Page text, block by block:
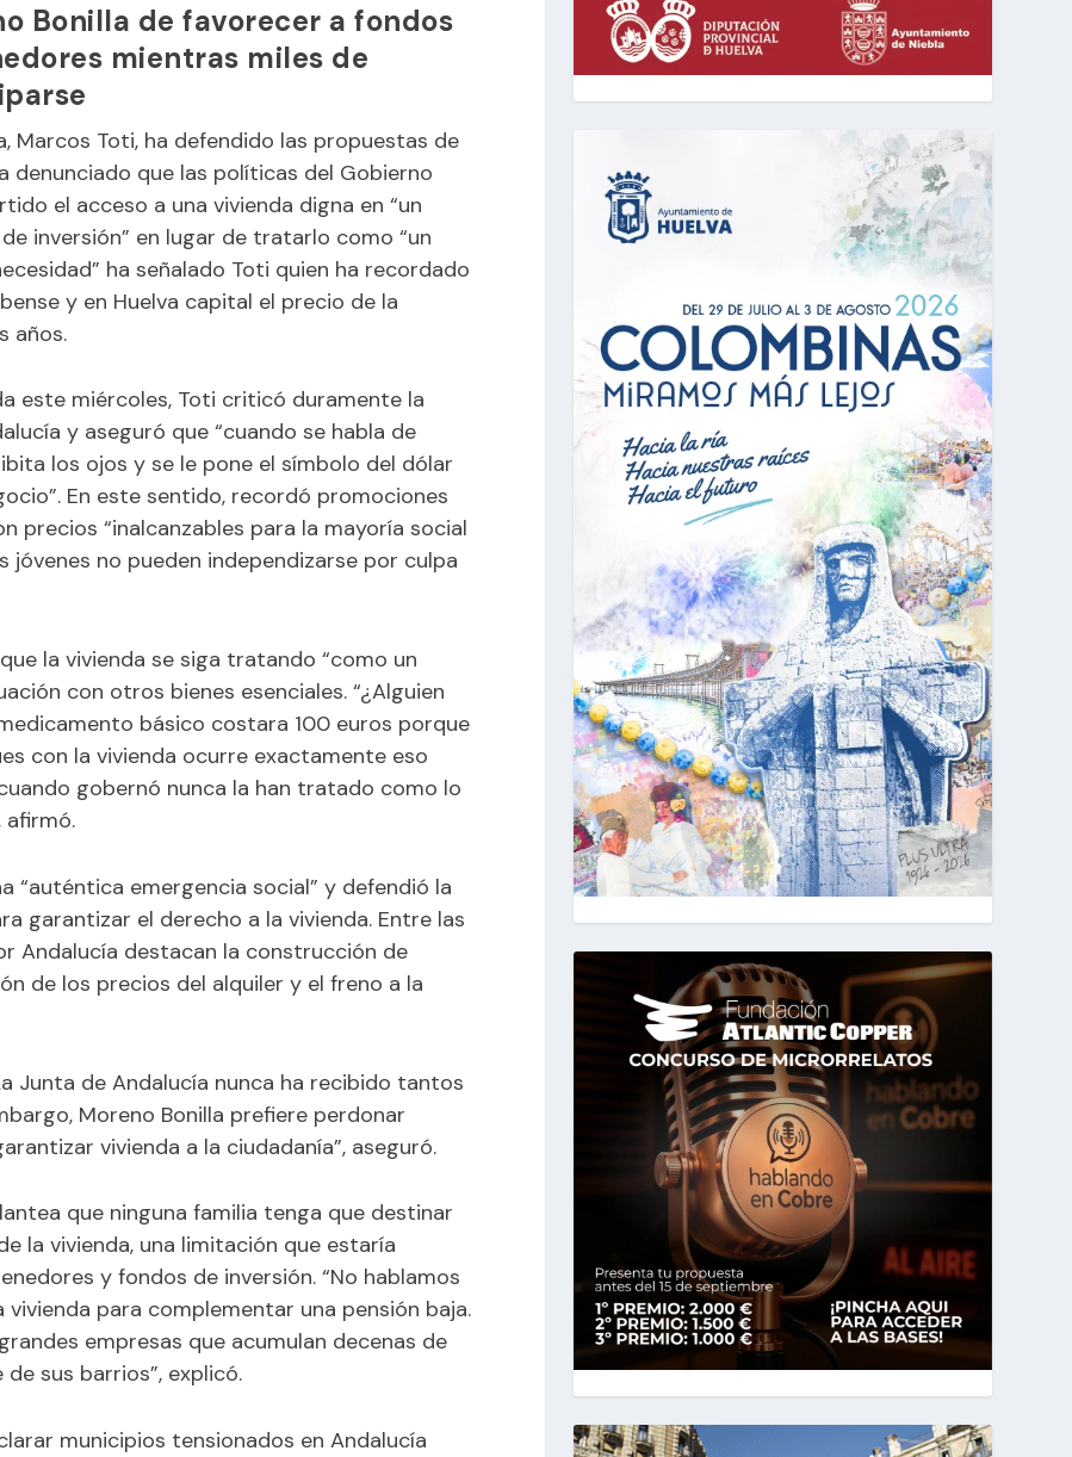
Bonilla de favorecer a fondos
mientras miles de
Marcos Toti, ha defendido las propuestas de
denunciado que las políticas del Gobierno
el acceso a una vivienda digna en “un
inversión” en lugar de tratarlo como “un
ha señalado Toti quien ha recordado
y en Huelva capital el precio de la
años.
este miércoles, Toti criticó duramente la
y aseguró que “cuando se habla de
los ojos y se le pone el símbolo del dólar
En este sentido, recordó promociones
precios “inalcanzables para la mayoría social
jóvenes no pueden independizarse por culpa
la vivienda se siga tratando “como un
con otros bienes esenciales. “¿Alguien
básico costara 100 euros porque
con la vivienda ocurre exactamente eso
gobernó nunca la han tratado como lo
afirmó.
“auténtica emergencia social” y defendió la
garantizar el derecho a la vivienda. Entre las
Andalucía destacan la construcción de
de los precios del alquiler y el freno a la
Junta de Andalucía nunca ha recibido tantos
Moreno Bonilla prefiere perdonar
vivienda a la ciudadanía”, aseguró.
que ninguna familia tenga que destinar
la vivienda, una limitación que estaría
y fondos de inversión. “No hablamos
para complementar una pensión baja.
empresas que acumulan decenas de
sus barrios”, explicó.
municipios tensionados en Andalucía